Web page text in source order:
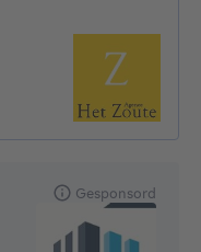
Gesponsord